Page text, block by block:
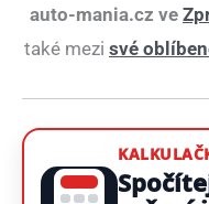
auto-mania.cz ve
také mezi své